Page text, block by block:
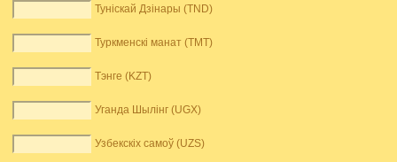
Туніскай Дзінары (TND)
Туркменскі манат (TMT)
Тэнге (KZT)
Уганда Шылінг (UGX)
Узбекскіх самоў (UZS)